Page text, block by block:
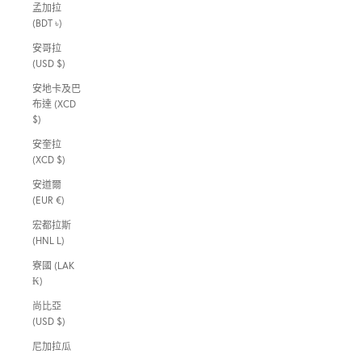
孟加拉
(BDT ৳)
安哥拉
(USD $)
安地卡及巴
布達 (XCD
$)
安奎拉
(XCD $)
安道爾
(EUR €)
宏都拉斯
(HNL L)
寮國 (LAK
₭)
尚比亞
(USD $)
尼加拉瓜